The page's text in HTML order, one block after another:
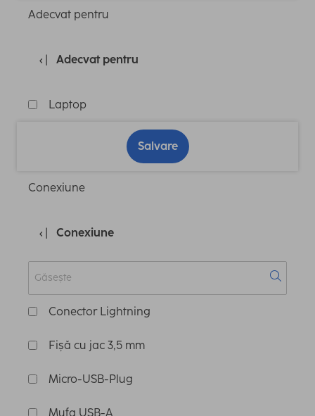
Adecvat pentru
Adecvat pentru
Laptop
Salvare
Conexiune
Conexiune
Conector Lightning
Fișă cu jac 3,5 mm
Micro-USB-Plug
Mufa USB-A